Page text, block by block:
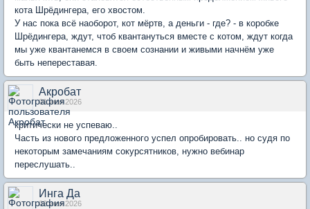
кота Шрёдингера, его хвостом.
У нас пока всё наоборот, кот мёртв, а деньги - где? - в коробке
Шрёдингера, ждут, чтоб квантануться вместе с котом, ждут когда
мы уже квантанемся в своем сознании и живыми начнём уже
быть непереставая.
Акробат
01 июн 2026
критически не успеваю..
Часть из нового предложенного успел опробировать.. но судя по
некоторым замечаниям сокурсятников, нужно вебинар
переслушать..
Инга Да
02 июн 2026